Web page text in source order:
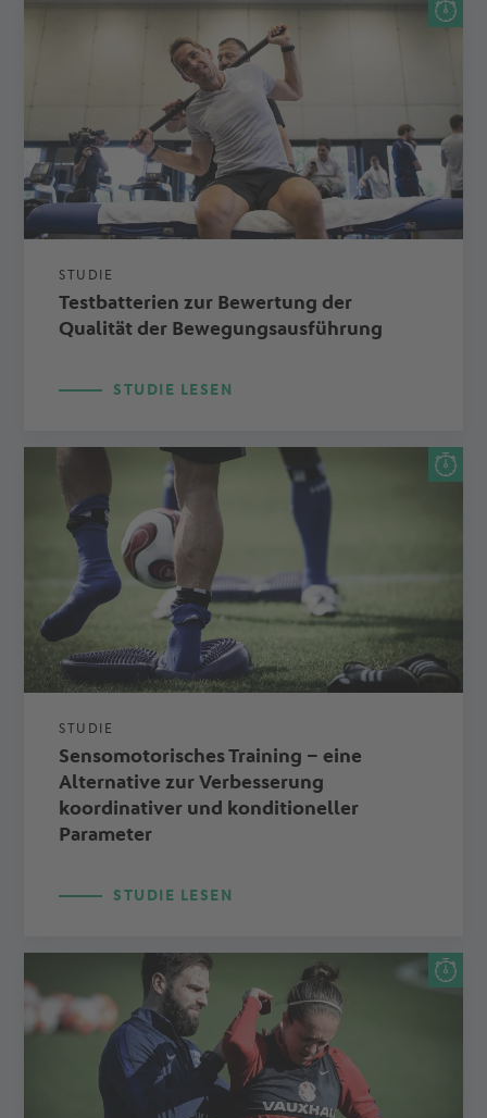
STUDIE
Testbatterien zur Bewertung der
Qualität der Bewegungsausführung
STUDIE LESEN
STUDIE
Sensomotorisches Training – eine
Alternative zur Verbesserung
koordinativer und konditioneller
Parameter
STUDIE LESEN